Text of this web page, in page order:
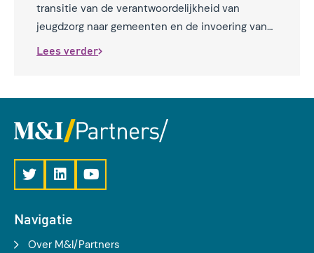
transitie van de verantwoordelijkheid van
jeugdzorg naar gemeenten en de invoering van
een nieuw registratiesysteem op de agenda.
hoofd ICT aan de slag met de ICT-strategie.
Lees verder
Navigatie
Over M&I/Partners